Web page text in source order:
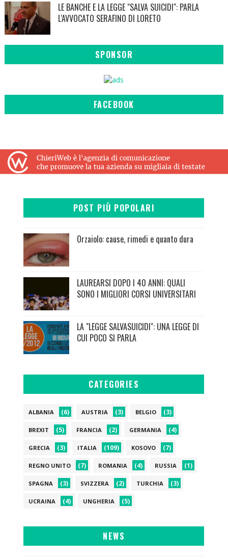
LE BANCHE E LA LEGGE "SALVA SUICIDI": PARLA
L'AVVOCATO SERAFINO DI LORETO
SPONSOR
FACEBOOK
POST PIÙ POPOLARI
Orzaiolo: cause, rimedi e quanto dura
LAUREARSI DOPO I 40 ANNI: QUALI
SONO I MIGLIORI CORSI UNIVERSITARI
LA "LEGGE SALVASUICIDI": UNA LEGGE DI
CUI POCO SI PARLA
CATEGORIES
ALBANIA (6) AUSTRIA (3) BELGIO (3)
BREXIT (5) FRANCIA (2) GERMANIA (4)
GRECIA (3) ITALIA (109) KOSOVO (7)
REGNO UNITO (7) ROMANIA (4) RUSSIA (1)
SPAGNA (3) SVIZZERA (2) TURCHIA (3)
UCRAINA (4) UNGHERIA (5)
NEWS